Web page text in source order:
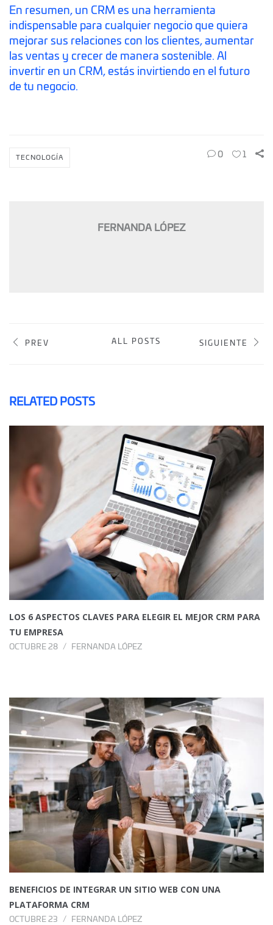
En resumen, un CRM es una herramienta
indispensable para cualquier negocio que quiera
mejorar sus relaciones con los clientes, aumentar
las ventas y crecer de manera sostenible. Al
invertir en un CRM, estás invirtiendo en el futuro
de tu negocio.
TECNOLOGÍA 0 1
FERNANDA LÓPEZ
PREV ALL POSTS SIGUIENTE
RELATED POSTS
LOS 6 ASPECTOS CLAVES PARA ELEGIR EL MEJOR CRM PARA
TU EMPRESA
OCTUBRE 28 FERNANDA LÓPEZ
BENEFICIOS DE INTEGRAR UN SITIO WEB CON UNA
PLATAFORMA CRM
OCTUBRE 23 FERNANDA LÓPEZ